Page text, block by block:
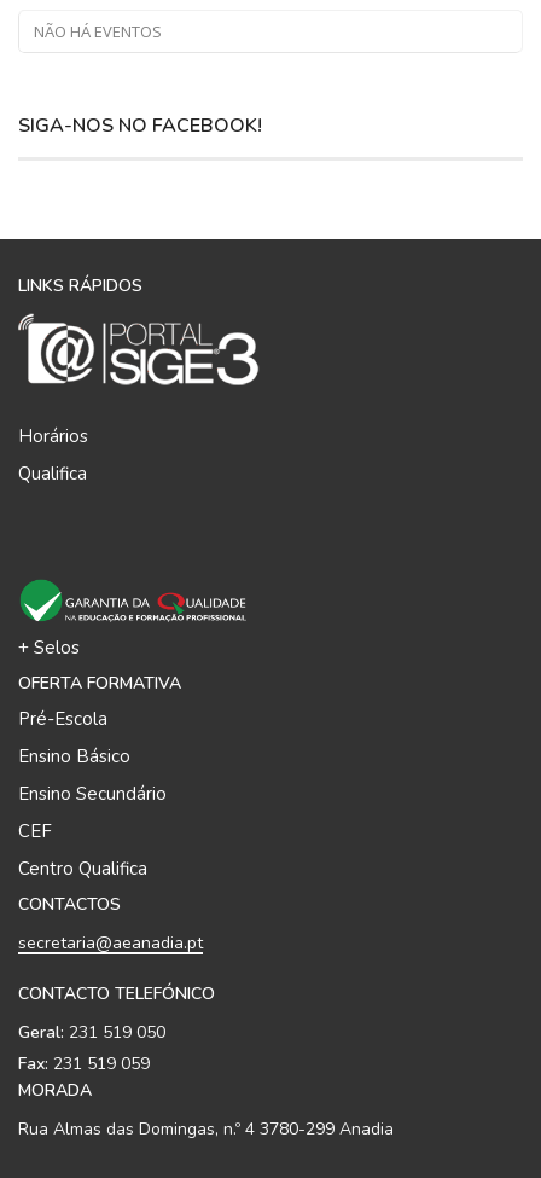
NÃO HÁ EVENTOS
SIGA-NOS NO FACEBOOK!
LINKS RÁPIDOS
Horários
Qualifica
+ Selos
OFERTA FORMATIVA
Pré-Escola
Ensino Básico
Ensino Secundário
CEF
Centro Qualifica
CONTACTOS
secretaria@aeanadia.pt
CONTACTO TELEFÓNICO
Geral: 231 519 050
Fax: 231 519 059
MORADA
Rua Almas das Domingas, n.º 4 3780-299 Anadia